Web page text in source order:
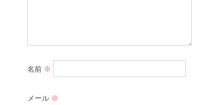
名前 ※
メール ※